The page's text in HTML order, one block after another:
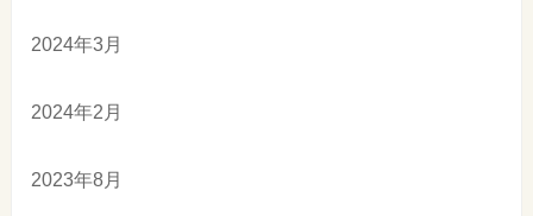
2024年3月
2024年2月
2023年8月